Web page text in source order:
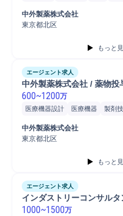
物性分析研究
バイオ医薬品研究
品質管理
中外製薬株式会社
東京都北区
もっと
エージェント求人
600~1200万
医療機器設計 医療機器 製剤
工程設計
製品開発
博士採用
中外製薬株式会社
東京都北区
もっと
エージェント求人
インダストリーコンサルタ
1000~1500万